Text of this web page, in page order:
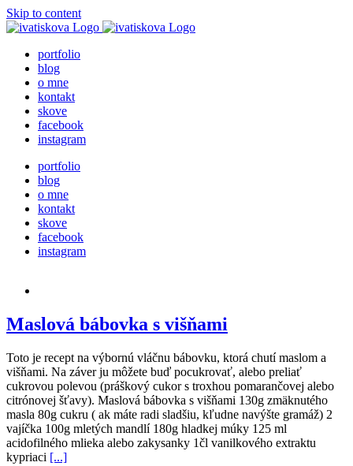
Skip to content
portfolio
blog
o mne
kontakt
skove
facebook
instagram
portfolio
blog
o mne
kontakt
skove
facebook
instagram
Maslová bábovka s višňami
Toto je recept na výbornú vláčnu bábovku, ktorá chutí maslom a
višňami. Na záver ju môžete buď pocukrovať, alebo preliať
cukrovou polevou (práškový cukor s troxhou pomarančovej alebo
citrónovej šťavy). Maslová bábovka s višňami 130g zmäknutého
masla 80g cukru ( ak máte radi sladšiu, kľudne navýšte gramáž) 2
vajíčka 100g mletých mandlí 180g hladkej múky 125 ml
acidofilného mlieka alebo zakysanky 1čl vanilkového extraktu
kypriaci [...]